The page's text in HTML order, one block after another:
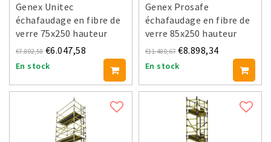
Genex Unitec
échafaudage en fibre de
verre 75x250 hauteur
travail 4 m
€7.802,58 €6.047,58
En stock
Genex Prosafe
échafaudage en fibre de
verre 85x250 hauteur
travail 8 m
€11.480,67 €8.898,34
En stock